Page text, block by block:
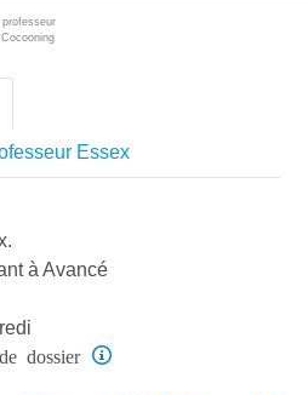
professeur
Essex
à Avancé
dossier